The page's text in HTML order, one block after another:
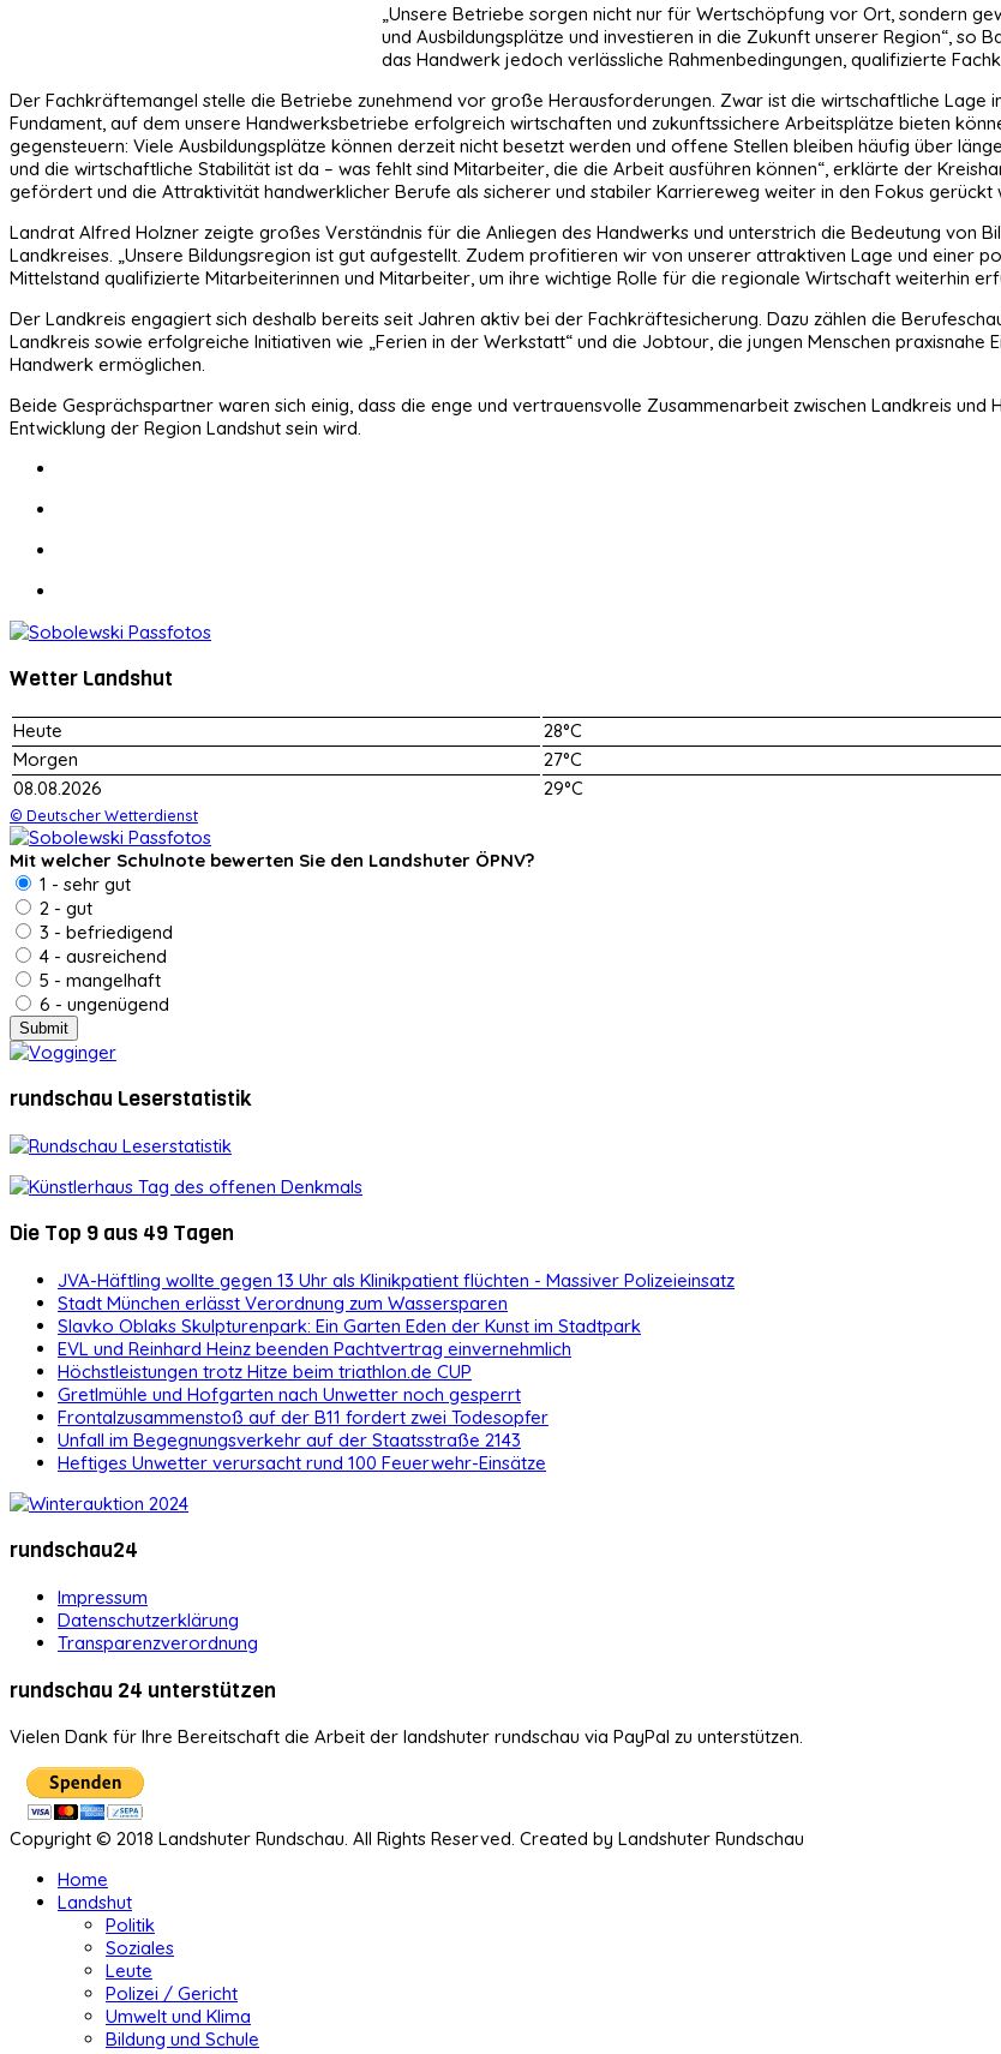
„Unsere Betriebe sorgen nicht nur für Wertschöpfung vor Ort, sondern
und Ausbildungsplätze und investieren in die Zukunft unserer Region“, so
das Handwerk jedoch verlässliche Rahmenbedingungen, qualifizierte
Der Fachkräftemangel stelle die Betriebe zunehmend vor große Herausforderungen. Zwar ist die wirtschaftliche Lage
Fundament, auf dem unsere Handwerksbetriebe erfolgreich wirtschaften und zukunftssichere Arbeitsplätze bieten
gegensteuern: Viele Ausbildungsplätze können derzeit nicht besetzt werden und offene Stellen bleiben häufig über
und die wirtschaftliche Stabilität ist da – was fehlt sind Mitarbeiter, die die Arbeit ausführen können“, erklärte der
gefördert und die Attraktivität handwerklicher Berufe als sicherer und stabiler Karriereweg weiter in den Fokus gerückt
Landrat Alfred Holzner zeigte großes Verständnis für die Anliegen des Handwerks und unterstrich die Bedeutung von
Landkreises. „Unsere Bildungsregion ist gut aufgestellt. Zudem profitieren wir von unserer attraktiven Lage und einer
Mittelstand qualifizierte Mitarbeiterinnen und Mitarbeiter, um ihre wichtige Rolle für die regionale Wirtschaft weiterhin
Der Landkreis engagiert sich deshalb bereits seit Jahren aktiv bei der Fachkräftesicherung. Dazu zählen die
Landkreis sowie erfolgreiche Initiativen wie „Ferien in der Werkstatt“ und die Jobtour, die jungen Menschen
Handwerk ermöglichen.
Beide Gesprächspartner waren sich einig, dass die enge und vertrauensvolle Zusammenarbeit zwischen Landkreis
Entwicklung der Region Landshut sein wird.
Wetter Landshut
Heute
28°C
Morgen
27°C
08.08.2026
29°C
© Deutscher Wetterdienst
Mit welcher Schulnote bewerten Sie den Landshuter ÖPNV?
1 - sehr gut
2 - gut
3 - befriedigend
4 - ausreichend
5 - mangelhaft
6 - ungenügend
rundschau Leserstatistik
Die Top 9 aus 49 Tagen
JVA-Häftling wollte gegen 13 Uhr als Klinikpatient flüchten - Massiver Polizeieinsatz
Stadt München erlässt Verordnung zum Wassersparen
Slavko Oblaks Skulpturenpark: Ein Garten Eden der Kunst im Stadtpark
EVL und Reinhard Heinz beenden Pachtvertrag einvernehmlich
Höchstleistungen trotz Hitze beim triathlon.de CUP
Gretlmühle und Hofgarten nach Unwetter noch gesperrt
Frontalzusammenstoß auf der B11 fordert zwei Todesopfer
Unfall im Begegnungsverkehr auf der Staatsstraße 2143
Heftiges Unwetter verursacht rund 100 Feuerwehr-Einsätze
rundschau24
Impressum
Datenschutzerklärung
Transparenzverordnung
rundschau 24 unterstützen
Vielen Dank für Ihre Bereitschaft die Arbeit der landshuter rundschau via PayPal zu unterstützen.
Copyright © 2018 Landshuter Rundschau. All Rights Reserved. Created by Landshuter Rundschau
Home
Landshut
Politik
Soziales
Leute
Polizei / Gericht
Umwelt und Klima
Bildung und Schule